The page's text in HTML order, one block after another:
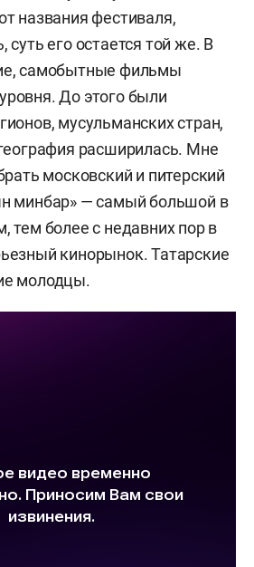
названия фестиваля,
суть его остается той же. В
самобытные фильмы
До этого были
мусульманских стран,
расширилась. Мне
московский и питерский
минбар» — самый большой в
тем более с недавних пор в
кинорынок. Татарские
молодцы.